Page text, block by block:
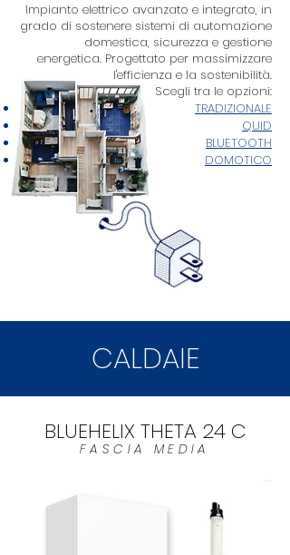
Impianto elettrico avanzato e integrato, in
grado di sostenere sistemi di automazione
domestica, sicurezza e gestione
energetica. Progettato per massimizzare
l'efficienza e la sostenibilità.
Scegli tra le opzioni:
TRADIZIONALE
QUID
BLUETOOTH
DOMOTICO
CALDAIE
BLUEHELIX THETA 24 C
FASCIA MEDIA